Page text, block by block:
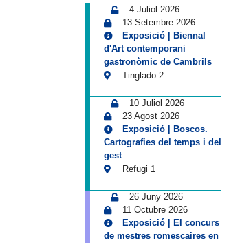
4 Juliol 2026
13 Setembre 2026
Exposició | Biennal
d'Art contemporani
gastronòmic de Cambrils
Tinglado 2
10 Juliol 2026
23 Agost 2026
Exposició | Boscos.
Cartografies del temps i del
gest
Refugi 1
26 Juny 2026
11 Octubre 2026
Exposició | El concurs
de mestres romescaires en